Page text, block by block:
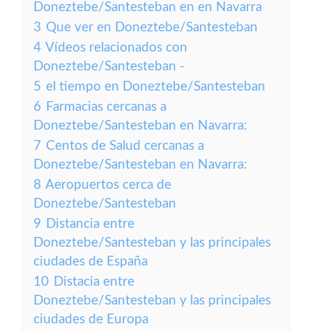
Doneztebe/Santesteban en en Navarra
3 Que ver en Doneztebe/Santesteban
4 Vídeos relacionados con
Doneztebe/Santesteban -
5 el tiempo en Doneztebe/Santesteban
6 Farmacias cercanas a
Doneztebe/Santesteban en Navarra:
7 Centos de Salud cercanas a
Doneztebe/Santesteban en Navarra:
8 Aeropuertos cerca de
Doneztebe/Santesteban
9 Distancia entre
Doneztebe/Santesteban y las principales
ciudades de España
10 Distacia entre
Doneztebe/Santesteban y las principales
ciudades de Europa